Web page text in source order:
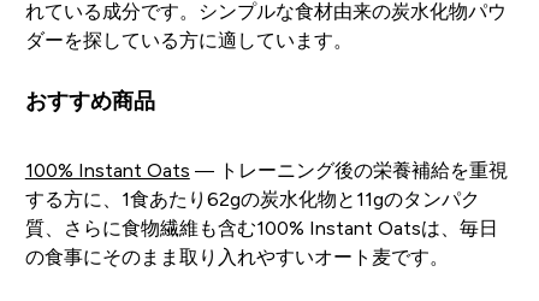
れている成分です。シンプルな食材由来の炭水化物パウ
ダーを探している方に適しています。
おすすめ商品
100% Instant Oats — トレーニング後の栄養補給を重視
する方に、1食あたり62gの炭水化物と11gのタンパク
質、さらに食物繊維も含む100% Instant Oatsは、毎日
の食事にそのまま取り入れやすいオート麦です。